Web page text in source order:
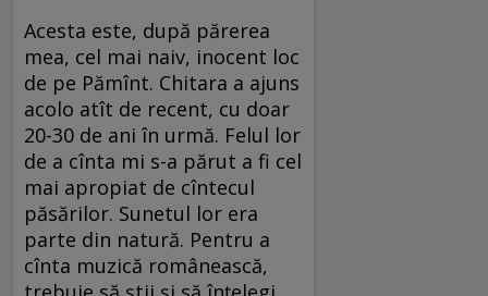
Acesta este, după părerea
mea, cel mai naiv, inocent loc
de pe Pămînt. Chitara a ajuns
acolo atît de recent, cu doar
20-30 de ani în urmă. Felul lor
de a cînta mi s-a părut a fi cel
mai apropiat de cîntecul
păsărilor. Sunetul lor era
parte din natură. Pentru a
cînta muzică românească,